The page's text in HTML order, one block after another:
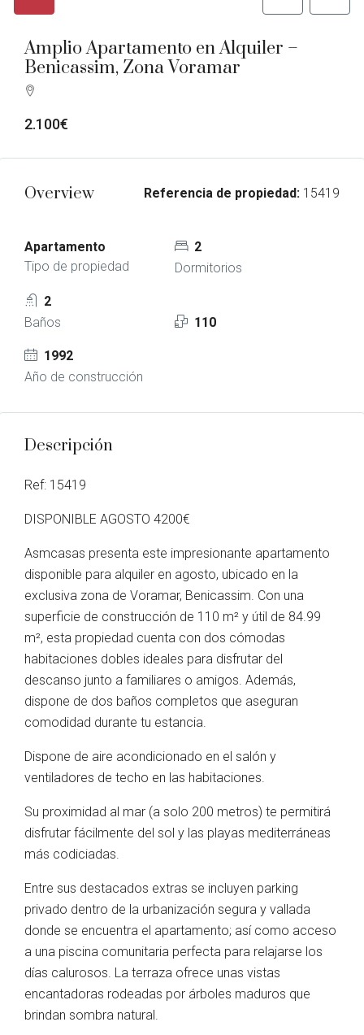
Amplio Apartamento en Alquiler –
Benicassim, Zona Voramar
2.100€
Overview Referencia de propiedad: 15419
Apartamento
Tipo de propiedad
2
Dormitorios
2
Baños
110
1992
Año de construcción
Descripción
Ref: 15419
DISPONIBLE AGOSTO 4200€
Asmcasas presenta este impresionante apartamento
disponible para alquiler en agosto, ubicado en la
exclusiva zona de Voramar, Benicassim. Con una
superficie de construcción de 110 m² y útil de 84.99
m², esta propiedad cuenta con dos cómodas
habitaciones dobles ideales para disfrutar del
descanso junto a familiares o amigos. Además,
dispone de dos baños completos que aseguran
comodidad durante tu estancia.
Dispone de aire acondicionado en el salón y
ventiladores de techo en las habitaciones.
Su proximidad al mar (a solo 200 metros) te permitirá
disfrutar fácilmente del sol y las playas mediterráneas
más codiciadas.
Entre sus destacados extras se incluyen parking
privado dentro de la urbanización segura y vallada
donde se encuentra el apartamento; así como acceso
a una piscina comunitaria perfecta para relajarse los
días calurosos. La terraza ofrece unas vistas
encantadoras rodeadas por árboles maduros que
brindan sombra natural.